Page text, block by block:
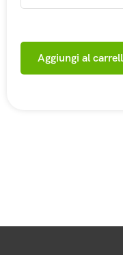
Aggiungi al